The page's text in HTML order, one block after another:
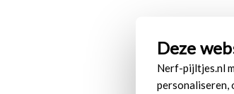
Deze
Nerf-pijltjes.nl
personaliseren,